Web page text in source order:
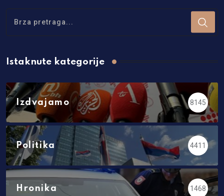
Istaknute kategorije
Izdvajamo 8145
Politika 4411
Hronika 1468